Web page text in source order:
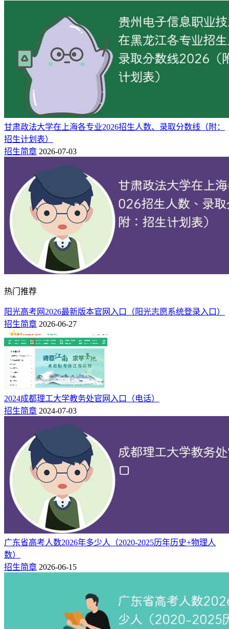
5、金融工程，最低531分，位次42889。
（二）2026年录取分数线趋势预测
结合近年湖南科技大学在重庆招生分数线、录取位次分布等历
史数据，综合大数据分析预测，湖南科技大学2026年在重庆市
的录取分数线：
物理组：2026年本科批最低录取分数线预计在498分左
右。
历史组： 2026年本科批最低录取分数线预计在542分左
提示：该预测不代表2026年实际录取分数，最终录取分数线以
当年湖南科技大学公告为准。
相关推荐：
2024湖南科技大学各专业录取分数线是多少分「录取最低分」
湖南科技大学排名全国多少 第几位（2025最新）
湖南科技大学在重庆录取分数线2025年是多少（2025~2023近
三年分数位次）
甘肃政法大学在上海各专业2026招生人数、录取分数线（附：
招生计划表）
招生简章 2026-07-03
热门推荐
阳光高考网2026最新版本官网入口（阳光志愿系统登录入口）
招生简章 2026-06-27
​2024成都理工大学教务处官网入口（电话）
招生简章 2024-07-03
广东省高考人数2026年多少人（2020-2025历年历史+物理人
数）
招生简章 2026-06-15